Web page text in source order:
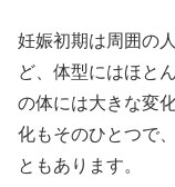
妊娠初期は周囲の
ど、体型にはほと
の体には大きな変
化もそのひとつで
ともあります。